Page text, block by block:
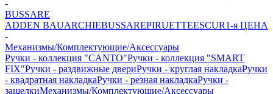
-
BUSSARE
ADDEN BAUARCHIEBUSSAREPIRUETTEESCUR1-я ЦЕНА
-
Механизмы/Комплектующие/Аксессуары
Ручки - коллекция "CANTO"Ручки - коллекция "SMART
FIX"Ручки - раздвижные двериРучки - круглая накладкаРучки
- квадратная накладкаРучки - резная накладкаРучки -
защелкиМеханизмы/Комплектующие/Аксессуары